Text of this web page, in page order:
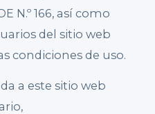
N.º 166, así como
del sitio web
condiciones de uso.
a este sitio web